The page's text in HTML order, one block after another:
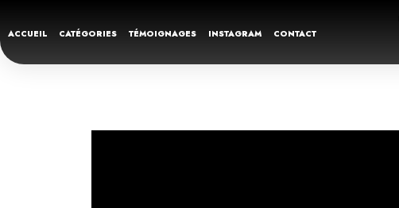
ACCUEIL CATÉGORIES TÉMOIGNAGES INSTAGRAM CONTACT